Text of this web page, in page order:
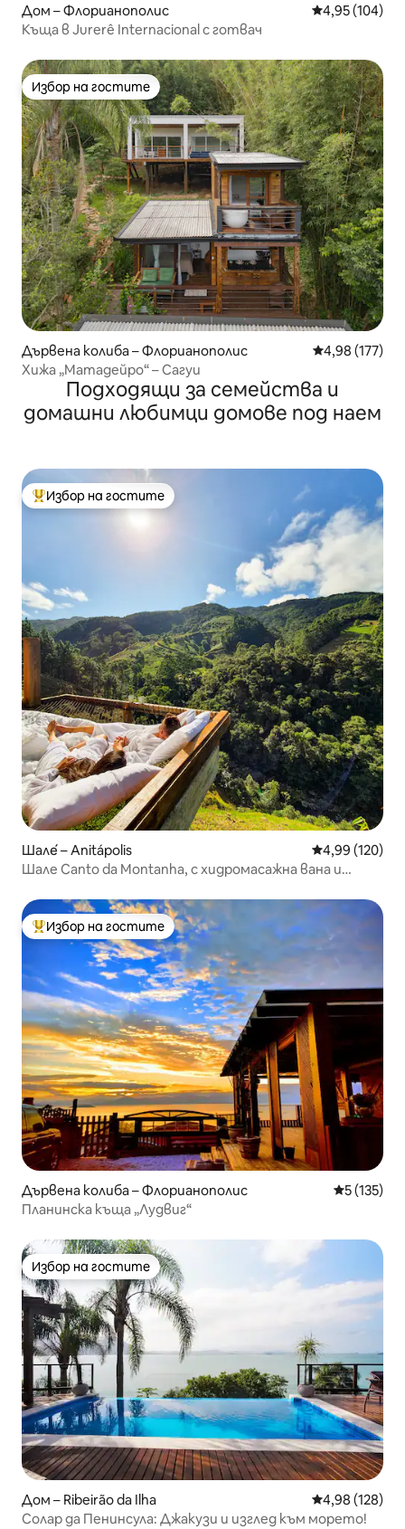
Дом – Флорианополис Средна
4,95 (104)
Къща в Jurerê Internacional с готвач
Избор на гостите
Избор на гостите
Дървена колиба – Флорианополис Средна
4,98 (177)
Хижа „Матадейро“ – Сагуи
Подходящи за семейства и
домашни любимци домове под наем
Най-популярен избор на гостите
Избор на гостите
Шале́ – Anitápolis Средна
4,99 (120)
Шале Canto da Montanha, с хидромасажна вана и
Най-популярен избор на гостите
Избор на гостите
Дървена колиба – Флорианополис Средна
5 (135)
Планинска къща „Лудвиг“
Избор на гостите
Избор на гостите
Дом – Ribeirão da Ilha Средна
4,98 (128)
Солар да Пенинсула: Джакузи и изглед към морето!